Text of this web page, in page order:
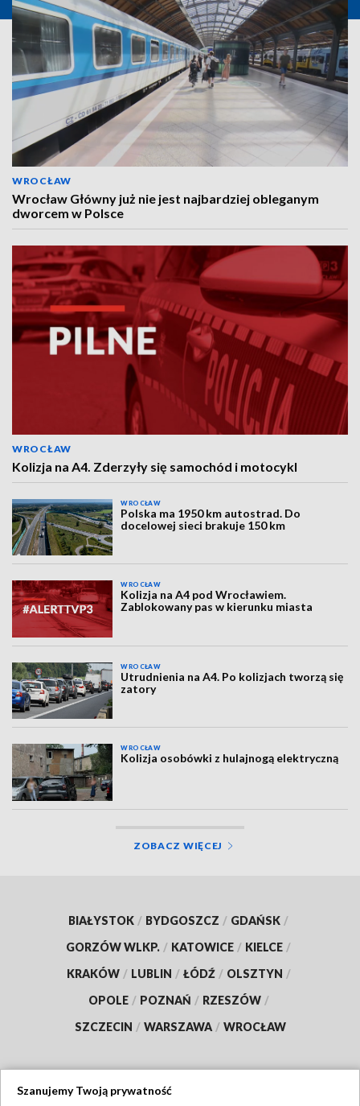
WROCŁAW
Wrocław Główny już nie jest najbardziej obleganym
dworcem w Polsce
WROCŁAW
Kolizja na A4. Zderzyły się samochód i motocykl
WROCŁAW
Polska ma 1950 km autostrad. Do
docelowej sieci brakuje 150 km
WROCŁAW
Kolizja na A4 pod Wrocławiem.
Zablokowany pas w kierunku miasta
WROCŁAW
Utrudnienia na A4. Po kolizjach tworzą się
zatory
WROCŁAW
Kolizja osobówki z hulajnogą elektryczną
ZOBACZ WIĘCEJ
BIAŁYSTOK / BYDGOSZCZ / GDAŃSK /
GORZÓW WLKP. / KATOWICE / KIELCE /
KRAKÓW / LUBLIN / ŁÓDŹ / OLSZTYN /
OPOLE / POZNAŃ / RZESZÓW /
SZCZECIN / WARSZAWA / WROCŁAW
Szanujemy Twoją prywatność